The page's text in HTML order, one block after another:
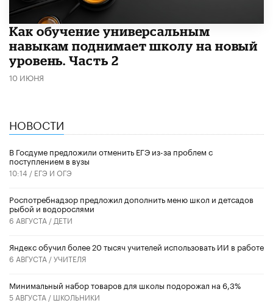
​Как обучение универсальным
навыкам поднимает школу на новый
уровень. Часть 2
10 ИЮНЯ
НОВОСТИ
В Госдуме предложили отменить ЕГЭ из-за проблем с
поступлением в вузы
10:14 / ЕГЭ И ОГЭ
Роспотребнадзор предложил дополнить меню школ и детсадов
рыбой и водорослями
6 АВГУСТА / ДЕТИ
​Яндекс обучил более 20 тысяч учителей использовать ИИ в работе
6 АВГУСТА /УЧИТЕЛЯ
Минимальный набор товаров для школы подорожал на 6,3%
5 АВГУСТА / ШКОЛЬНИКИ